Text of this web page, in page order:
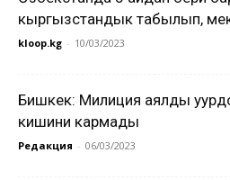
кыргызстандык табылып,
kloop.kg - 10/03/2023
Бишкек: Милиция аялды
кишини кармады
Редакция - 06/03/2023